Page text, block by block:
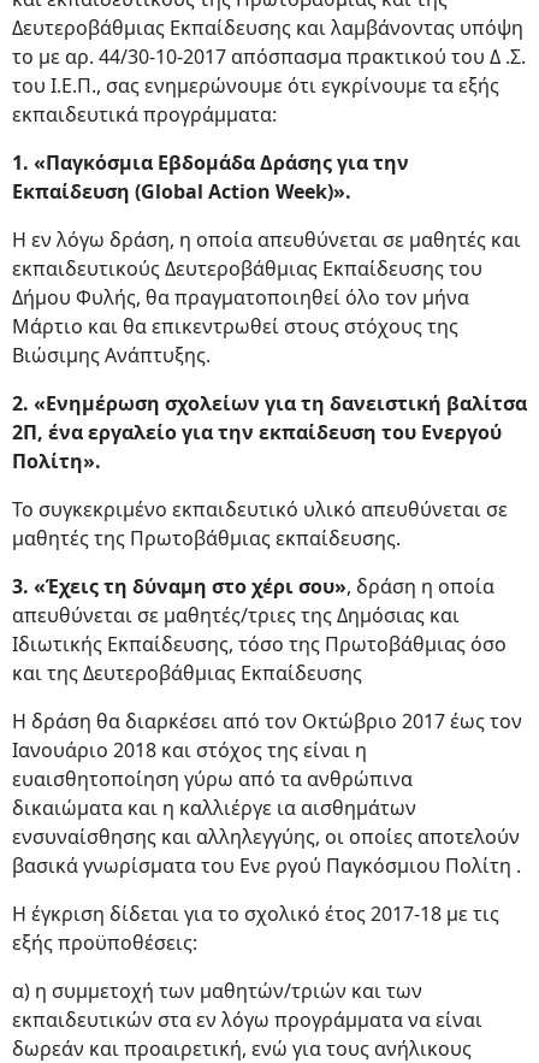
Δευτεροβάθμιας Εκπαίδευσης και λαμβάνοντας υπόψη
το με αρ. 44/30-10-2017 απόσπασμα πρακτικού του Δ .Σ.
του Ι.Ε.Π., σας ενημερώνουμε ότι εγκρίνουμε τα εξής
εκπαιδευτικά προγράμματα:
1. «Παγκόσμια Εβδομάδα Δράσης για την
Εκπαίδευση (Global Action Week)».
Η εν λόγω δράση, η οποία απευθύνεται σε μαθητές και
εκπαιδευτικούς Δευτεροβάθμιας Εκπαίδευσης του
Δήμου Φυλής, θα πραγματοποιηθεί όλο τον μήνα
Μάρτιο και θα επικεντρωθεί στους στόχους της
Βιώσιμης Ανάπτυξης.
2. «Ενημέρωση σχολείων για τη δανειστική βαλίτσα
2Π, ένα εργαλείο για την εκπαίδευση του Ενεργού
Πολίτη».
Το συγκεκριμένο εκπαιδευτικό υλικό απευθύνεται σε
μαθητές της Πρωτοβάθμιας εκπαίδευσης.
3. «Έχεις τη δύναμη στο χέρι σου», δράση η οποία
απευθύνεται σε μαθητές/τριες της Δημόσιας και
Ιδιωτικής Εκπαίδευσης, τόσο της Πρωτοβάθμιας όσο
και της Δευτεροβάθμιας Εκπαίδευσης
Η δράση θα διαρκέσει από τον Οκτώβριο 2017 έως τον
Ιανουάριο 2018 και στόχος της είναι η
ευαισθητοποίηση γύρω από τα ανθρώπινα
δικαιώματα και η καλλιέργε ια αισθημάτων
ενσυναίσθησης και αλληλεγγύης, οι οποίες αποτελούν
βασικά γνωρίσματα του Ενε ργού Παγκόσμιου Πολίτη .
Η έγκριση δίδεται για το σχολικό έτος 2017-18 με τις
εξής προϋποθέσεις:
α) η συμμετοχή των μαθητών/τριών και των
εκπαιδευτικών στα εν λόγω προγράμματα να είναι
δωρεάν και προαιρετική, ενώ για τους ανήλικους